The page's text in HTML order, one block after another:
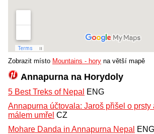
Zobrazit místo Mountains - hory na větší mapě
Annapurna na Horydoly
5 Best Treks of Nepal
ENG
Annapurna účtovala: Jaroš přišel o prsty
málem umřel CZ
Mohare Danda in Annapurna Nepal
ENG